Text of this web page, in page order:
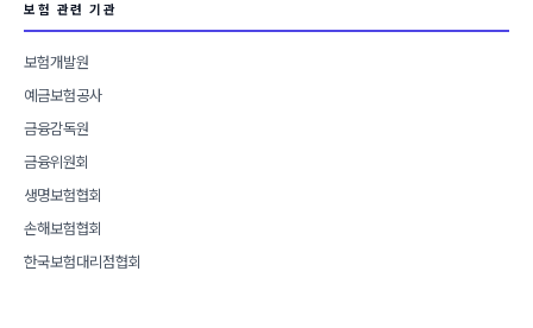
보험 관련 기관
보험개발원
예금보험공사
금융감독원
금융위원회
생명보험협회
손해보험협회
한국보험대리점협회